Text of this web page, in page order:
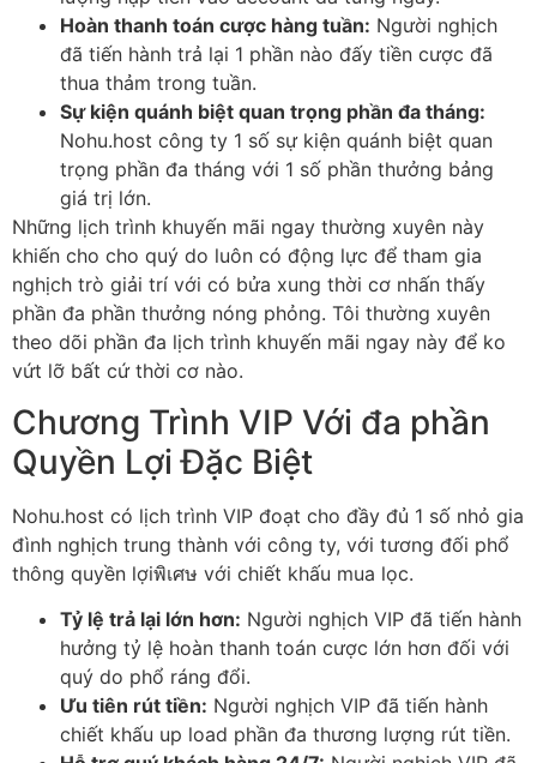
Hoàn thanh toán cược hàng tuần: Người nghịch
đã tiến hành trả lại 1 phần nào đấy tiền cược đã
thua thảm trong tuần.
Sự kiện quánh biệt quan trọng phần đa tháng:
Nohu.host công ty 1 số sự kiện quánh biệt quan
trọng phần đa tháng với 1 số phần thưởng bảng
giá trị lớn.
Những lịch trình khuyến mãi ngay thường xuyên này
khiến cho cho quý do luôn có động lực để tham gia
nghịch trò giải trí với có bửa xung thời cơ nhấn thấy
phần đa phần thưởng nóng phỏng. Tôi thường xuyên
theo dõi phần đa lịch trình khuyến mãi ngay này để ko
vứt lỡ bất cứ thời cơ nào.
Chương Trình VIP Với đa phần
Quyền Lợi Đặc Biệt
Nohu.host có lịch trình VIP đoạt cho đầy đủ 1 số nhỏ gia
đình nghịch trung thành với công ty, với tương đối phổ
thông quyền lợiพิเศษ với chiết khấu mua lọc.
Tỷ lệ trả lại lớn hơn: Người nghịch VIP đã tiến hành
hưởng tỷ lệ hoàn thanh toán cược lớn hơn đối với
quý do phổ ráng đổi.
Ưu tiên rút tiền: Người nghịch VIP đã tiến hành
chiết khấu up load phần đa thương lượng rút tiền.